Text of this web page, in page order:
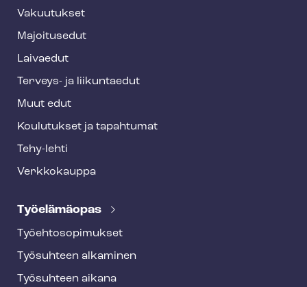
t
e
Vakuutukset
Majoitusedut
Laivaedut
Terveys- ja liikuntaedut
Muut edut
Koulutukset ja tapahtumat
Tehy-lehti
Verkkokauppa
Työelämäopas
Työ­eh­to­so­pi­muk­set
Työsuhteen alkaminen
Työsuhteen aikana